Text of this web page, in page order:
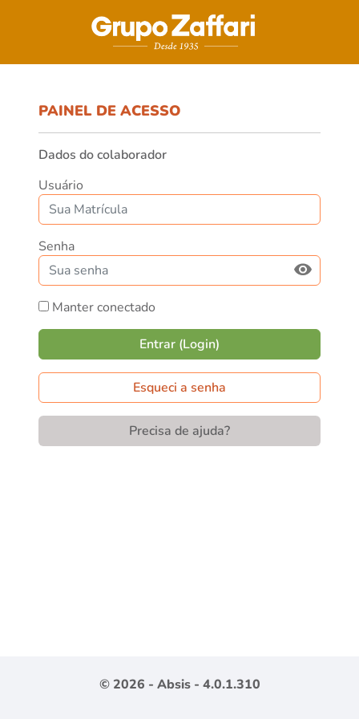
PAINEL DE ACESSO
Dados do colaborador
Usuário
Senha
Manter conectado
Entrar (Login)
Esqueci a senha
Precisa de ajuda?
© 2026 - Absis- 4.0.1.310